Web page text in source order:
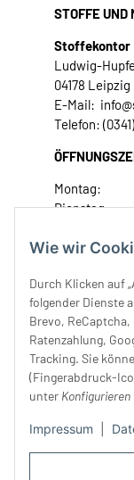
Wie wir
Durch Klicken auf
folgender Dienste
Brevo,
Ratenzahlung,
Tracking. Sie
(Fingerabdruck-
unter Konfigurieren
Impressum
STOFFE UND
Stoffekontor
Ludwig-
04178 Leipzig
E-Mail:
Telefon:
Montag:
Dienstag:
Donnerstag:
Samstag:
Unser
Rechtliches